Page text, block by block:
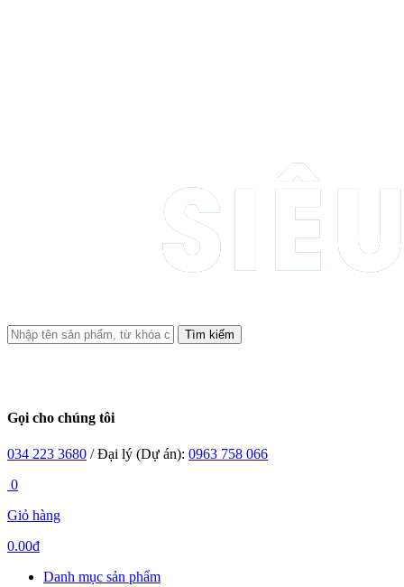
Tìm kiếm
Gọi cho chúng tôi
034 223 3680 / Đại lý (Dự án): 0963 758 066
0
Giỏ hàng
0.00đ
Danh mục sản phẩm